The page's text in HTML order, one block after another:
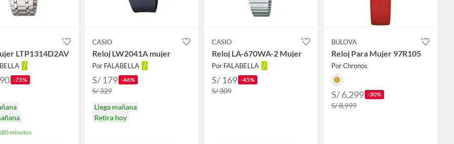
LTP1314D2AV
-75%
minutos
CASIO
Reloj LW2041A mujer
Por FALABELLA
S/ 179 -46%
S/ 329
Llega mañana
Retira hoy
CASIO
Reloj LA-670WA-2 Mujer
Por FALABELLA
S/ 169 -45%
S/ 309
BULOVA
Reloj Para Mujer 97R105
Por Chronos
S/ 6,299 -30%
S/ 8,999